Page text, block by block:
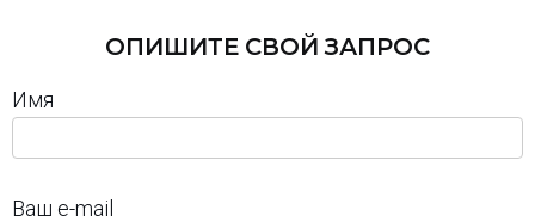
ОПИШИТЕ СВОЙ ЗАПРОС
Имя
Ваш e-mail